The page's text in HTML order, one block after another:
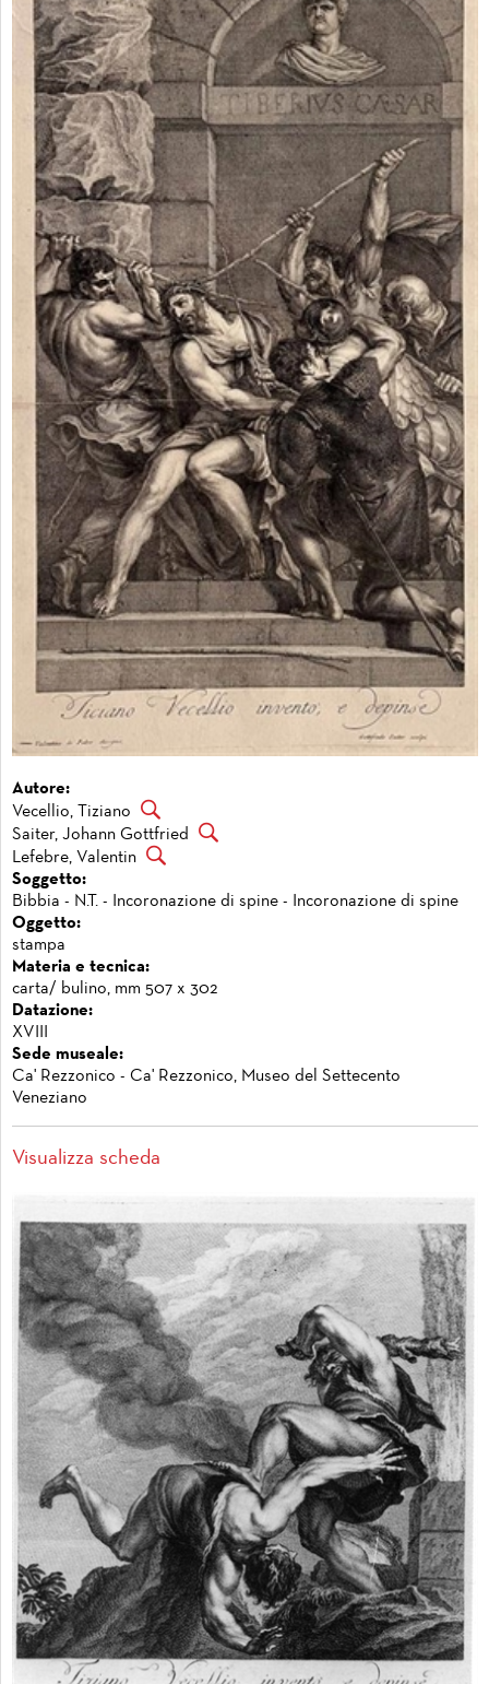
Autore:
Vecellio, Tiziano
Saiter, Johann Gottfried
Lefebre, Valentin
Soggetto:
Bibbia - N.T. - Incoronazione di spine - Incoronazione di spine
Oggetto:
stampa
Materia e tecnica:
carta/ bulino, mm 507 x 302
Datazione:
XVIII
Sede museale:
Ca' Rezzonico - Ca' Rezzonico, Museo del Settecento
Veneziano
Visualizza scheda